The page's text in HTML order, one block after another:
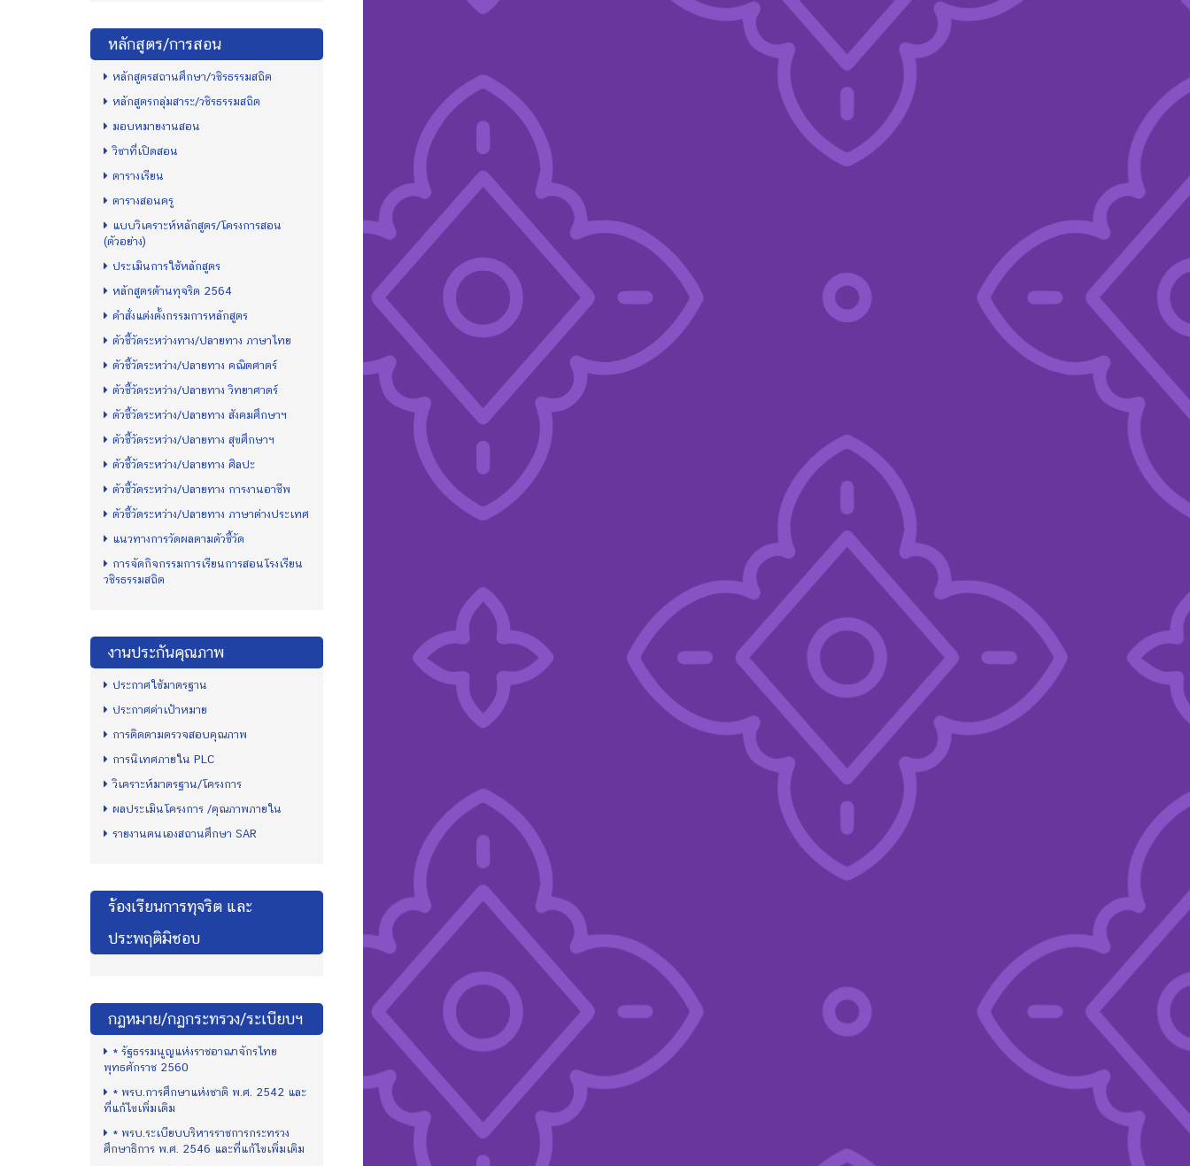
หลักสูตร/การสอน
หลักสูตรสถานศึกษา/วชิรธรรมสถิต
หลักสูตรกลุ่มสาระ/วชิรธรรมสถิต
มอบหมายงานสอน
วิชาที่เปิดสอน
ตารางเรียน
ตารางสอนครู
แบบวิเคราะห์หลักสูตร/โครงการสอน
(ตัวอย่าง)
ประเมินการใช้หลักสูตร
หลักสูตรต้านทุจริต 2564
คำสั่งแต่งตั้งกรรมการหลักสูตร
ตัวชี้วัดระหว่างทาง/ปลายทาง ภาษาไทย
ตัวชี้วัดระหว่าง/ปลายทาง คณิตศาตร์
ตัวชี้วัดระหว่าง/ปลายทาง วิทยาศาตร์
ตัวชี้วัดระหว่าง/ปลายทาง สังคมศึกษาฯ
ตัวชี้วัดระหว่าง/ปลายทาง สุขศึกษาฯ
ตัวชี้วัดระหว่าง/ปลายทาง ศิลปะ
ตัวชี้วัดระหว่าง/ปลายทาง การงานอาชีพ
ตัวชี้วัดระหว่าง/ปลายทาง ภาษาต่างประเทศ
แนวทางการวัดผลตามตัวชี้วัด
การจัดกิจกรรมการเรียนการสอนโรงเรียน
วชิรธรรมสถิต
งานประกันคุณภาพ
ประกาศใช้มาตรฐาน
ประกาศค่าเป้าหมาย
การติดตามตรวจสอบคุณภาพ
การนิเทศภายใน PLC
วิเคราะห์มาตรฐาน/โครงการ
ผลประเมินโครงการ /คุณภาพภายใน
รายงานตนเองสถานศึกษา SAR
ร้องเรียนการทุจริต และ
ประพฤติมิชอบ
กฏหมาย/กฏกระทรวง/ระเบียบฯ
* รัฐธรรมนูญแห่งราชอาณาจักรไทย
พุทธศักราช 2560
* พรบ.การศึกษาแห่งชาติ พ.ศ. 2542 และ
ที่แก้ไขเพิ่มเติม
* พรบ.ระเบียบบริหารราชการกระทรวง
ศึกษาธิการ พ.ศ. 2546 และที่แก้ไขเพิ่มเติม